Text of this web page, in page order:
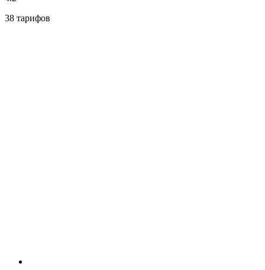
38 тарифов